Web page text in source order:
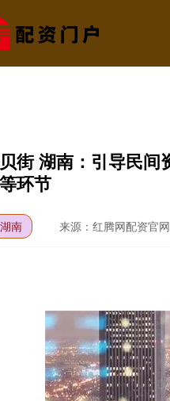
街 湖南：引导民间
环节
湖南 来源：红腾网配资官网